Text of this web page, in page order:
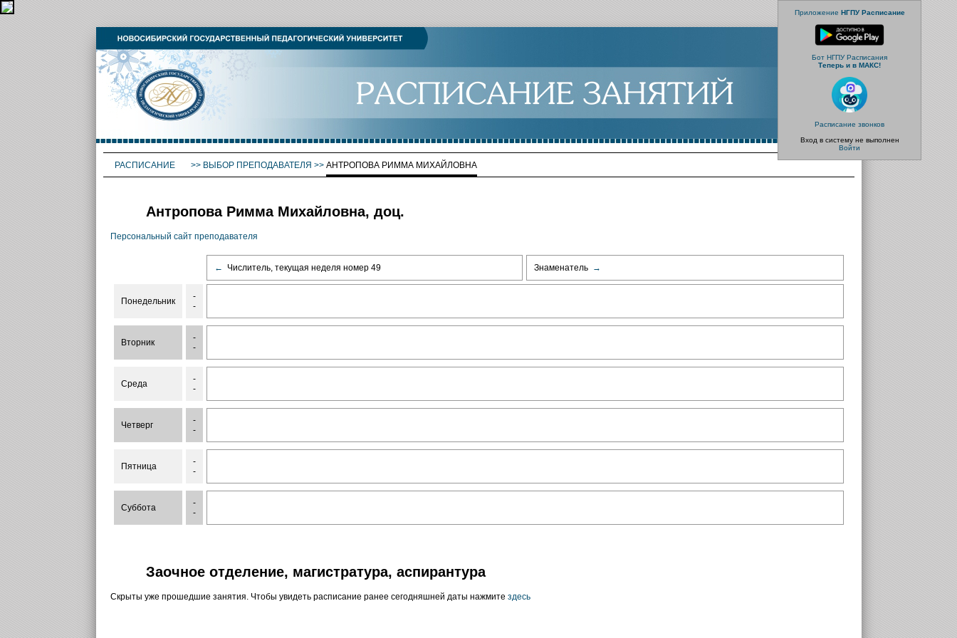
Приложение НГПУ Расписание
Бот НГПУ Расписания
Теперь и в МАКС!
Расписание звонков
Вход в систему не выполнен
Войти
РАСПИСАНИЕ >> ВЫБОР ПРЕПОДАВАТЕЛЯ >> АНТРОПОВА РИММА МИХАЙЛОВНА
Антропова Римма Михайловна, доц.
Персональный сайт преподавателя
← Числитель, текущая неделя номер 49 Знаменатель →
Понедельник
-
-
Вторник
-
-
Среда
-
-
Четверг
-
-
Пятница
-
-
Суббота
-
-
Заочное отделение, магистратура, аспирантура
Скрыты уже прошедшие занятия. Чтобы увидеть расписание ранее сегодняшней даты нажмите здесь